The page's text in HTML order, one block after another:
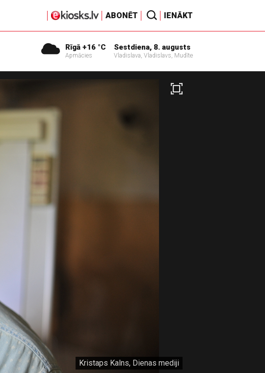
ABONĒT IENĀKT
Rīgā +16 °C
Apmācies
Sestdiena, 8. augusts
Vladislava, Vladislavs, Mudīte
Kristaps Kalns, Dienas mediji